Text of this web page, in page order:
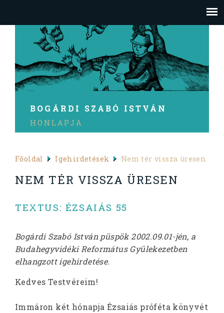
BOGÁRDI SZABÓ ISTVÁN
HONLAPJA
Főoldal Igehirdetések Nem tér vissza üresen
NEM TÉR VISSZA ÜRESEN
TEXTUS: ÉZSAIÁS 55
Bogárdi Szabó István püspök 2002.09.01-jén, a
Budahegyvidéki Református Gyülekezetben
elhangzott igehirdetése.
Kedves Testvéreim!
Immáron két hónapja Ézsaiás próféta könyvét